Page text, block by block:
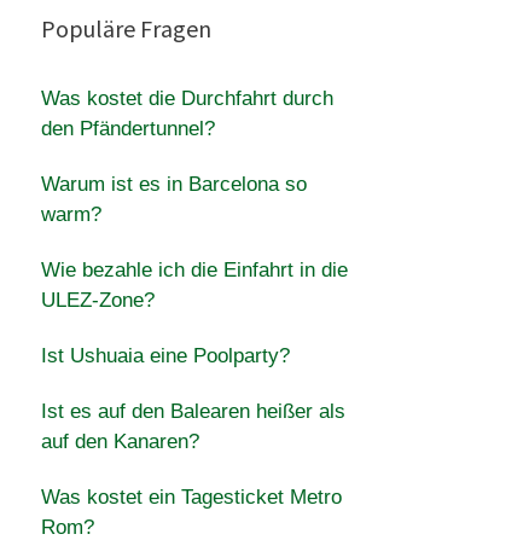
Populäre Fragen
Was kostet die Durchfahrt durch
den Pfändertunnel?
Warum ist es in Barcelona so
warm?
Wie bezahle ich die Einfahrt in die
ULEZ-Zone?
Ist Ushuaia eine Poolparty?
Ist es auf den Balearen heißer als
auf den Kanaren?
Was kostet ein Tagesticket Metro
Rom?